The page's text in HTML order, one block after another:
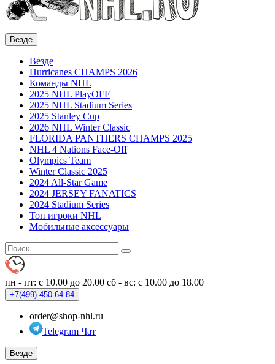
Везде
Везде
Hurricanes CHAMPS 2026
Команды NHL
2025 NHL PlayOFF
2025 NHL Stadium Series
2025 Stanley Cup
2026 NHL Winter Classic
FLORIDA PANTHERS CHAMPS 2025
NHL 4 Nations Face-Off
Olympics Team
Winter Classic 2025
2024 All-Star Game
2024 JERSEY FANATICS
2024 Stadium Series
Топ игроки NHL
Мобильные аксессуары
пн - пт: с 10.00 до 20.00 сб - вс: с 10.00 до 18.00
+7(499) 450-64-84
order@shop-nhl.ru
Telegram Чат
Везде